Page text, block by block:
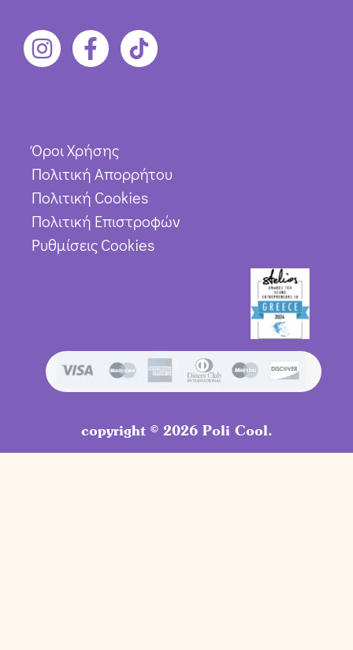
Όροι Χρήσης
Πολιτική Απορρήτου
Πολιτική Cookies
Πολιτική Επιστροφών
Ρυθμίσεις Cookies
copyright © 2026 Poli Cool.